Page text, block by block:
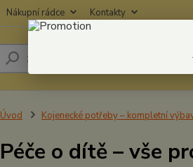
Nákupní rádce Kontakty
Úvod Kojenecké potřeby – kompletní
Péče o dítě – vše